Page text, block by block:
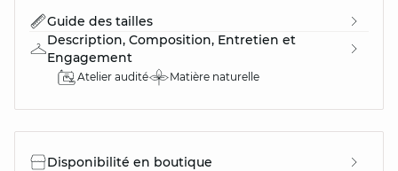
Guide des tailles
Description, Composition, Entretien et
Engagement
Atelier audité Matière naturelle
Disponibilité en boutique